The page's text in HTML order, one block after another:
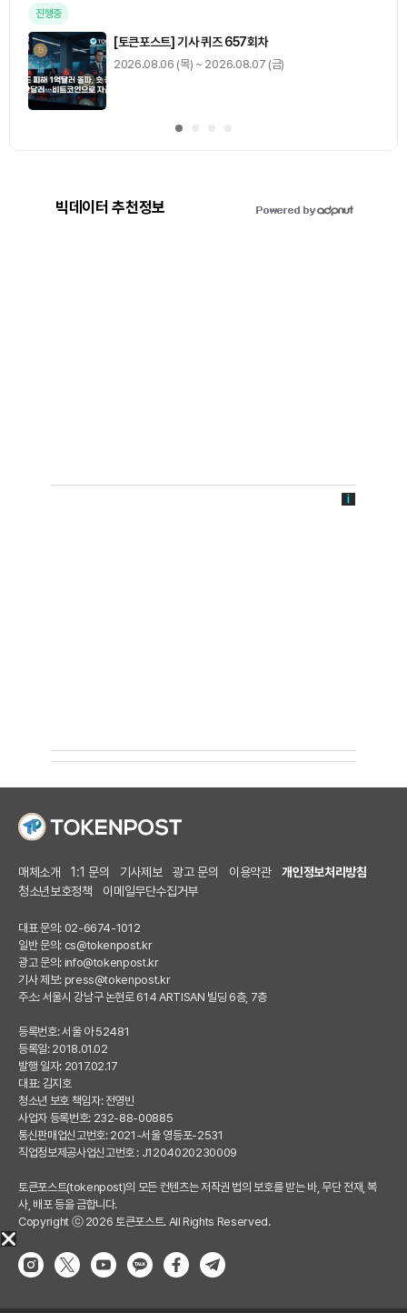
진행중
[토큰포스트] 기사 퀴즈 657회차
2026.08.06 (목) ~ 2026.08.07 (금)
빅데이터 추천정보
매체소개 1:1 문의 기사제보 광고 문의 이용약관
개인정보처리방침
청소년보호정책
이메일무단수집거부
대표 문의: 02-6674-1012
일반 문의: cs@tokenpost.kr
광고 문의: info@tokenpost.kr
기사 제보: press@tokenpost.kr
주소: 서울시 강남구 논현로 614 ARTISAN 빌딩 6층, 7층
등록번호: 서울 아 52481
등록일: 2018.01.02
발행 일자: 2017.02.17
대표: 김지호
청소년 보호 책임자: 전영빈
사업자 등록번호: 232-88-00885
통신판매업신고번호: 2021-서울 영등포-2531
직업정보제공사업신고번호 : J1204020230009
토큰포스트(tokenpost)의 모든 컨텐츠는 저작권 법의 보호를 받는 바, 무단 전재, 복
사, 배포 등을 금합니다.
Copyright ⓒ 2026 토큰포스트. All Rights Reserved.